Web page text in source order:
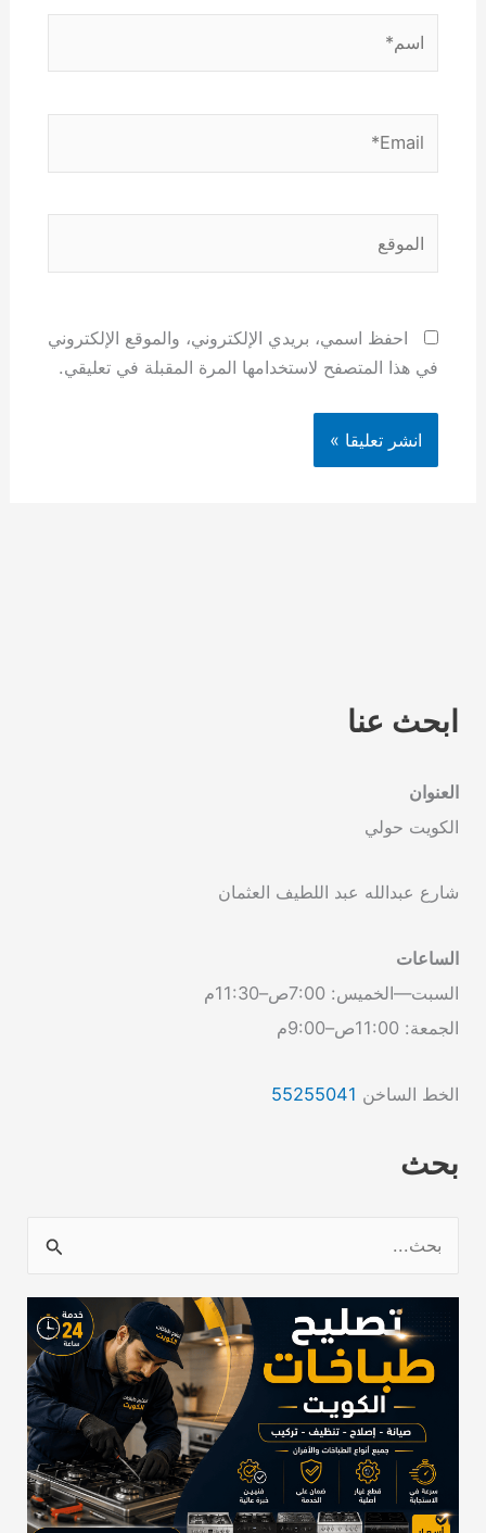
احفظ اسمي، بريدي الإلكتروني، والموقع الإلكتروني
في هذا المتصفح لاستخدامها المرة المقبلة في تعليقي.
ابحث عنا
العنوان
الكويت حولي
شارع عبدالله عبد اللطيف العثمان
الساعات
السبت—الخميس: 7:00ص–11:30م
الجمعة: 11:00ص–9:00م
الخط الساخن 55255041
بحث